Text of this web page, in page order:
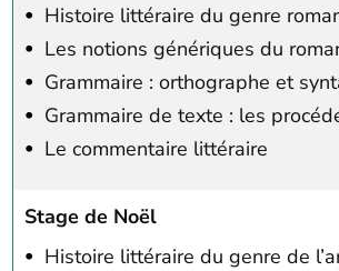
Histoire littéraire du genre
Les notions génériques du
Grammaire : orthographe et
Grammaire de texte : les
Le commentaire littéraire
Stage de Noël
Histoire littéraire du genre de